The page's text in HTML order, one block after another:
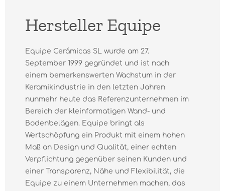
Hersteller Equipe
Equipe Cerámicas SL wurde am 27.
September 1999 gegründet und ist nach
einem bemerkenswerten Wachstum in der
Keramikindustrie in den letzten Jahren
nunmehr heute das Referenzunternehmen im
Bereich der kleinformatigen Wand- und
Bodenbelägen. Equipe bringt als
Wertschöpfung ein Produkt mit einem hohen
Maß an Design und Qualität, einer echten
Verpflichtung gegenüber seinen Kunden und
einer Transparenz, Nähe und Flexibilität, die
Equipe zu einem Unternehmen machen, das